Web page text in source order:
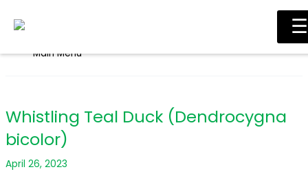
Main Menu
Whistling Teal Duck (Dendrocygna
bicolor)
April 26, 2023
☰